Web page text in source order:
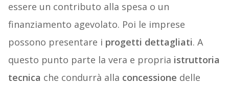
essere un contributo alla spesa o un
finanziamento agevolato. Poi le imprese
possono presentare i progetti dettagliati. A
questo punto parte la vera e propria istruttoria
tecnica che condurrà alla concessione delle